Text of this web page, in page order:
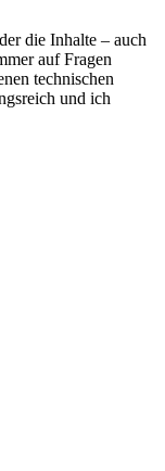
die Inhalte – auch
auf Fragen
technischen
und ich